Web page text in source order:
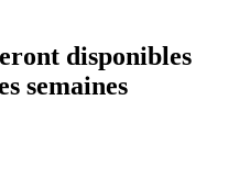
disponibles
semaines